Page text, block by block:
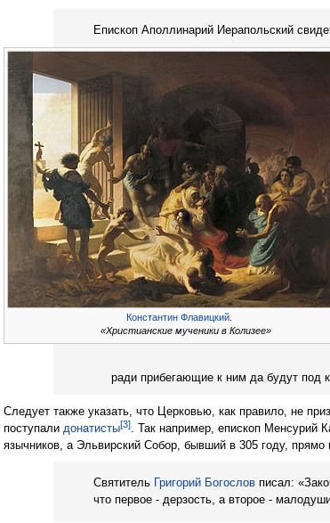
Константин Флавицкий
«Христианские мученики в Колизее»
Епископ Аполлинарий Иерапольский
ради прибегающие к ним да будут под
Следует также указать, что Церковью, как правило, не
поступали донатисты[3]. Так например, епископ Менсурий
язычников, а Эльвирский Собор, бывший в 305 году,
Святитель Григорий Богословписал:
что первое - дерзость, а второе -